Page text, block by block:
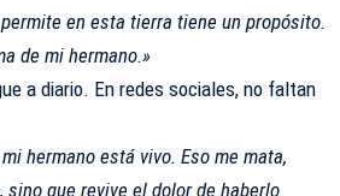
en esta tierra tiene un propósito.
de mi hermano.»
a diario. En redes sociales, no faltan
hermano está vivo. Eso me mata,
que revive el dolor de haberlo